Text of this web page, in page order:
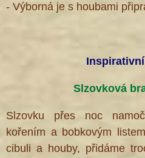
- Výborná je s houbami
Slzovková
Slzovku přes noc
kořením a bobkovým
cibuli a houby, přidáme